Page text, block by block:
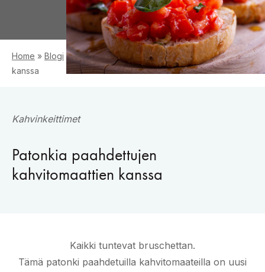
Home » Blogi »Patonkia paahdettujen kahvitomaattien
kanssa
Kahvinkeittimet
Patonkia paahdettujen
kahvitomaattien kanssa
Kaikki tuntevat bruschettan.
Tämä patonki paahdetuilla kahvitomaateilla on uusi